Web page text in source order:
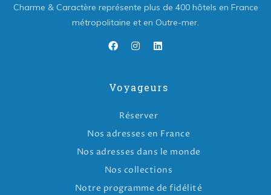
Charme & Caractère représente plus de 400 hôtels en France
métropolitaine et en Outre-mer.
Voyageurs
Réserver
Nos adresses en France
Nos adresses dans le monde
Nos collections
Notre programme de fidélité